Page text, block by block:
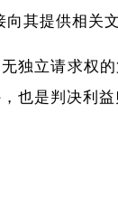
其提供相关
独立请求权
也是判决利益